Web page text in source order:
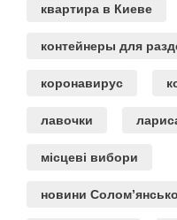
квартира в Киеве
контейнеры для
коронавирус
лавочки
місцеві вибори
новини